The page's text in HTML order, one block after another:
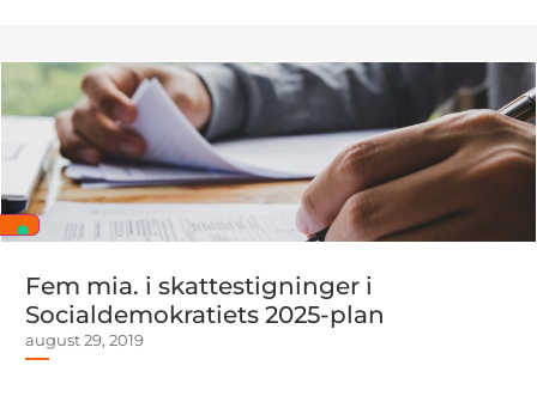
Fem mia. i skattestigninger i
Socialdemokratiets 2025-plan
august 29, 2019